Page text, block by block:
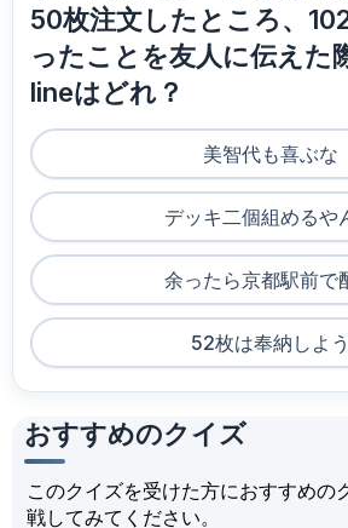
50枚注文したところ、
ったことを友人に伝えた
lineはどれ？
美智代も喜ぶな
デッキ二個組めるや
余ったら京都駅前で
52枚は奉納しよう
おすすめのクイズ
このクイズを受けた方におすすめの
戦してみてください。